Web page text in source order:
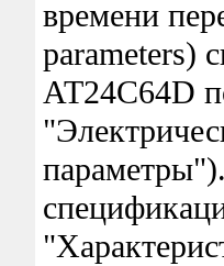
времени
parameters)
AT24C64D